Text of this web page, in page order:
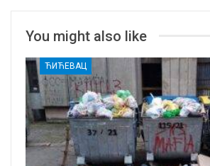
You might also like
ЋИЋЕВАЦ